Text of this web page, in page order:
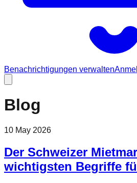
Benachrichtigungen verwalten
Blog
10 May 2026
Der Schweizer
wichtigsten Begriffe